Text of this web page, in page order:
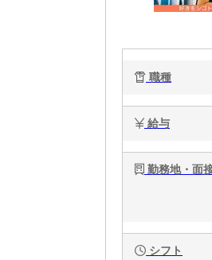
職種
給与
勤務地・面
シフト